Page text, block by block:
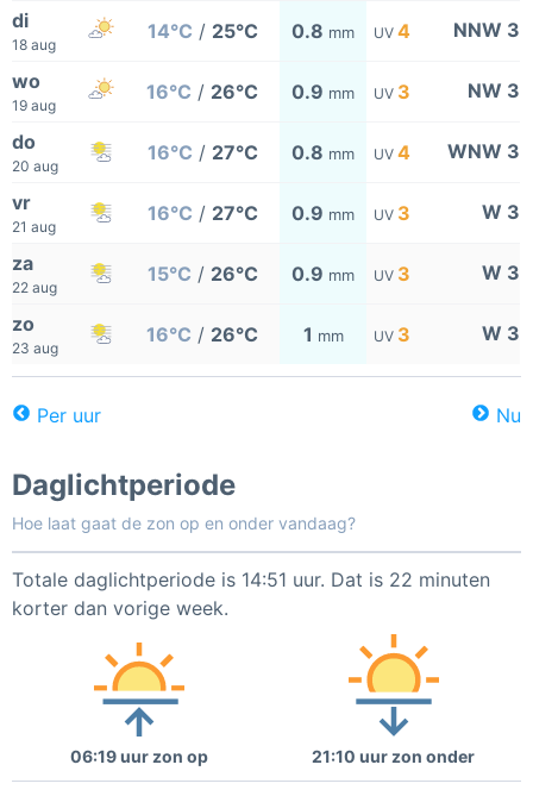
di
18 aug
14°C / 25°C 0.8 mm UV 4 NNW 3
wo
19 aug
16°C / 26°C 0.9 mm UV 3 NW 3
do
20 aug
16°C / 27°C 0.8 mm UV 4 WNW 3
vr
21 aug
16°C / 27°C 0.9 mm UV 3 W 3
za
22 aug
15°C / 26°C 0.9 mm UV 3 W 3
zo
23 aug
16°C / 26°C 1 mm UV 3 W 3
Per uur Nu
Daglichtperiode
Hoe laat gaat de zon op en onder vandaag?
Totale daglichtperiode is 14:51 uur. Dat is 22 minuten
korter dan vorige week.
06:19 uur zon op 21:10 uur zon onder